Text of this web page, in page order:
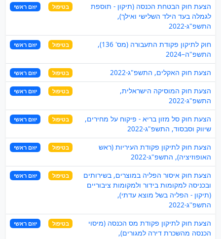
הצעת חוק הבטחת הכנסה (תיקון - תוספת
לגמלה בעד הילד השלישי ואילך),
התשפ"ג-2022
בטיפול יוזם ראשי
חוק לתיקון פקודת התעבורה (מס' 136),
התשפ"ה–2024
בטיפול יוזם ראשי
הצעת חוק האקלים, התשפ"ג-2022 בטיפול יוזם ראשי
הצעת חוק המוסיקה הישראלית,
התשפ"ג-2022
בטיפול יוזם ראשי
הצעת חוק סל מזון בריא - פיקוח על מחירים,
שיווק וסבסוד, התשפ"ג-2022
בטיפול יוזם ראשי
הצעת חוק לתיקון פקודת העיריות (ראש
האופוזיציה), התשפ"ג-2022
בטיפול יוזם ראשי
הצעת חוק איסור הפליה במוצרים, בשירותים
ובכניסה למקומות בידור ולמקומות ציבוריים
(תיקון - הפליה בשל מוצא עדתי),
התשפ''ג-2022
בטיפול יוזם ראשי
הצעת חוק לתיקון פקודת מס הכנסה (מיסוי
הכנסה מהשכרת דירה למגורים),
בטיפול יוזם ראשי